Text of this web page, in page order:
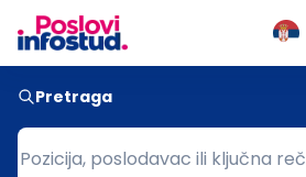
Pretraga
Pozicija, poslodavac ili ključna reč
Pozicija, poslodavac ili ključna reč